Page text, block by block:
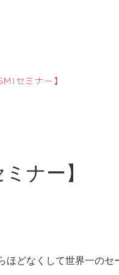
セミナー】
ナー】
ほどなくして世界一の